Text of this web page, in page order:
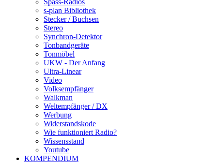
Spass-Radios
s-plan Bibliothek
Stecker / Buchsen
Stereo
Synchron-Detektor
Tonbandgeräte
Tonmöbel
UKW - Der Anfang
Ultra-Linear
Video
Volksempfänger
Walkman
Weltempfänger / DX
Werbung
Widerstandskode
Wie funktioniert Radio?
Wissensstand
Youtube
KOMPENDIUM